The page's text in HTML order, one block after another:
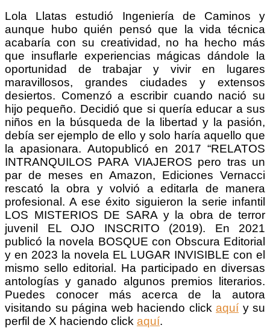
Lola Llatas estudió Ingeniería de Caminos y
aunque hubo quién pensó que la vida técnica
acabaría con su creatividad, no ha hecho más
que insuflarle experiencias mágicas dándole la
oportunidad de trabajar y vivir en lugares
maravillosos, grandes ciudades y extensos
desiertos. Comenzó a escribir cuando nació su
hijo pequeño. Decidió que si quería educar a sus
niños en la búsqueda de la libertad y la pasión,
debía ser ejemplo de ello y solo haría aquello que
la apasionara. Autopublicó en 2017 “RELATOS
INTRANQUILOS PARA VIAJEROS pero tras un
par de meses en Amazon, Ediciones Vernacci
rescató la obra y volvió a editarla de manera
profesional. A ese éxito siguieron la serie infantil
LOS MISTERIOS DE SARA y la obra de terror
juvenil EL OJO INSCRITO (2019). En 2021
publicó la novela BOSQUE con Obscura Editorial
y en 2023 la novela EL LUGAR INVISIBLE con el
mismo sello editorial. Ha participado en diversas
antologías y ganado algunos premios literarios.
Puedes conocer más acerca de la autora
visitando su página web haciendo click aquí y su
perfil de X haciendo click aquí.